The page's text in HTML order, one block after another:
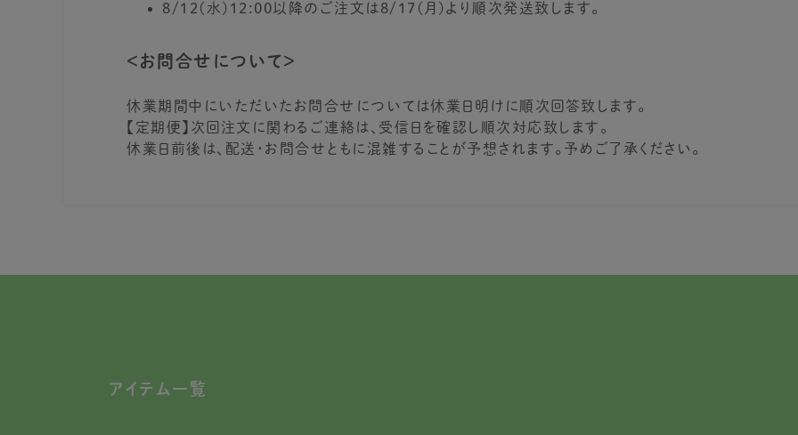
8/12(水)12:00以降のご注文は8/17(月)より順次発送致します。
＜お問合せについて＞
休業期間中にいただいたお問合せについては休業日明けに順次回答致します。
【定期便】次回注文に関わるご連絡は、受信日を確認し順次対応致します。
休業日前後は、配送・お問合せともに混雑することが予想されます。予めご了承ください。
アイテム一覧